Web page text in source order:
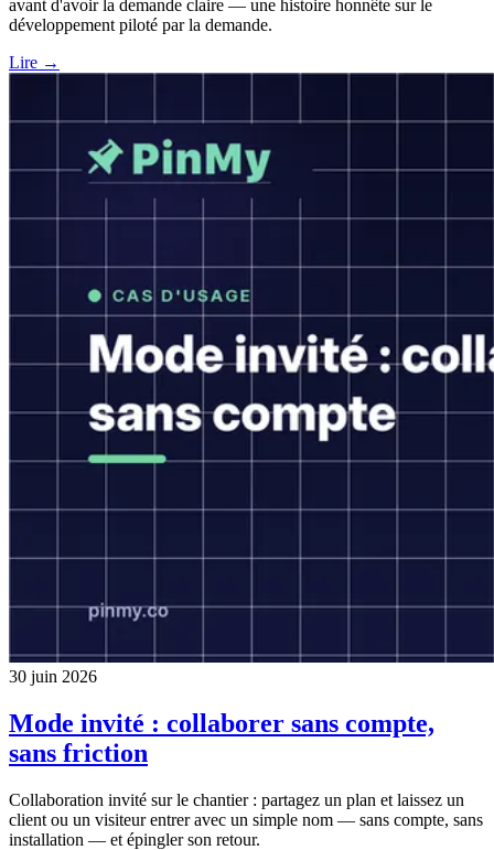
avant d'avoir la demande claire — une histoire honnête sur le
développement piloté par la demande.
Lire →
30 juin 2026
Mode invité : collaborer sans compte,
sans friction
Collaboration invité sur le chantier : partagez un plan et laissez un
client ou un visiteur entrer avec un simple nom — sans compte, sans
installation — et épingler son retour.